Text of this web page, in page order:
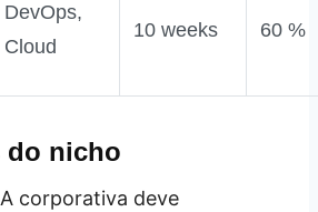
DevOps,
Cloud
10 weeks 60 %
do nicho
corporativa deve